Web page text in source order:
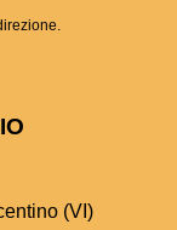
(VI)